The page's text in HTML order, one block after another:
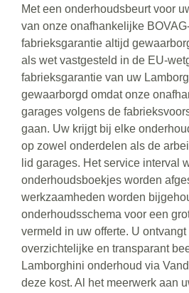
Met een onderhoudsbeurt voor
van onze onafhankelijke
fabrieksgarantie altijd
als wet vastgesteld in de EU-
fabrieksgarantie van uw
gewaarborgd omdat onze
garages volgens de
gaan. Uw krijgt bij elke
op zowel onderdelen als de
lid garages. Het service interval
onderhoudsboekjes worden
werkzaamheden worden
onderhoudsschema voor een
vermeld in uw offerte. U
overzichtelijke en transparant
Lamborghini onderhoud via
deze kost. Al het meerwerk aan